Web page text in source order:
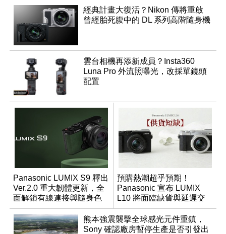
經典計畫大復活？Nikon 傳將重啟
曾經胎死腹中的 DL 系列高階隨身機
雲台相機再添新成員？Insta360
Luna Pro 外流照曝光，改採單鏡頭
配置
Panasonic LUMIX S9 釋出
Ver.2.0 重大韌體更新，全
面解鎖有線連接與隨身色
調編輯
預購熱潮超乎預期！
Panasonic 宣布 LUMIX
L10 將面臨缺貨與延遲交
貨時間
熊本強震襲擊全球感光元件重鎮，
Sony 確認廠房暫停生產是否引發出